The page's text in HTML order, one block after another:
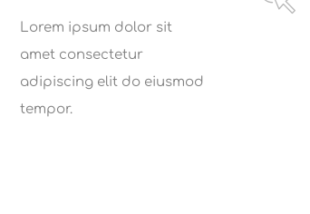
Lorem ipsum dolor sit
amet consectetur
adipiscing elit do eiusmod
tempor.